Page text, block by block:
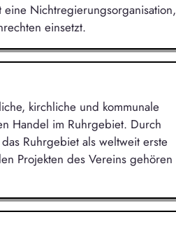
eine Nichtregierungsorganisation,
einsetzt.
kirchliche und kommunale
Handel im Ruhrgebiet. Durch
Ruhrgebiet als weltweit erste
Projekten des Vereins gehören